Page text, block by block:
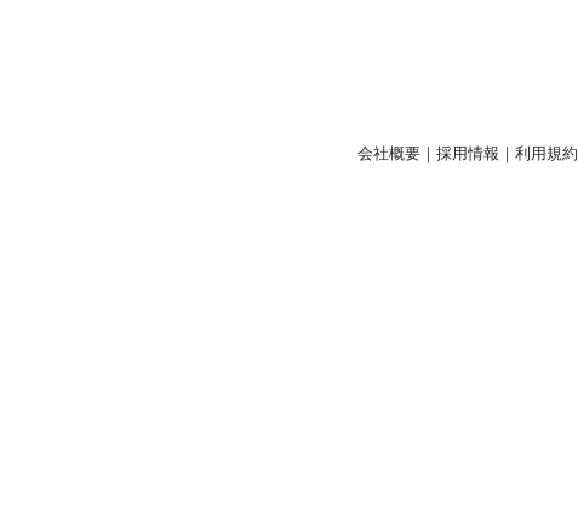
会社概要｜ 採用情報 ｜ 利用規約